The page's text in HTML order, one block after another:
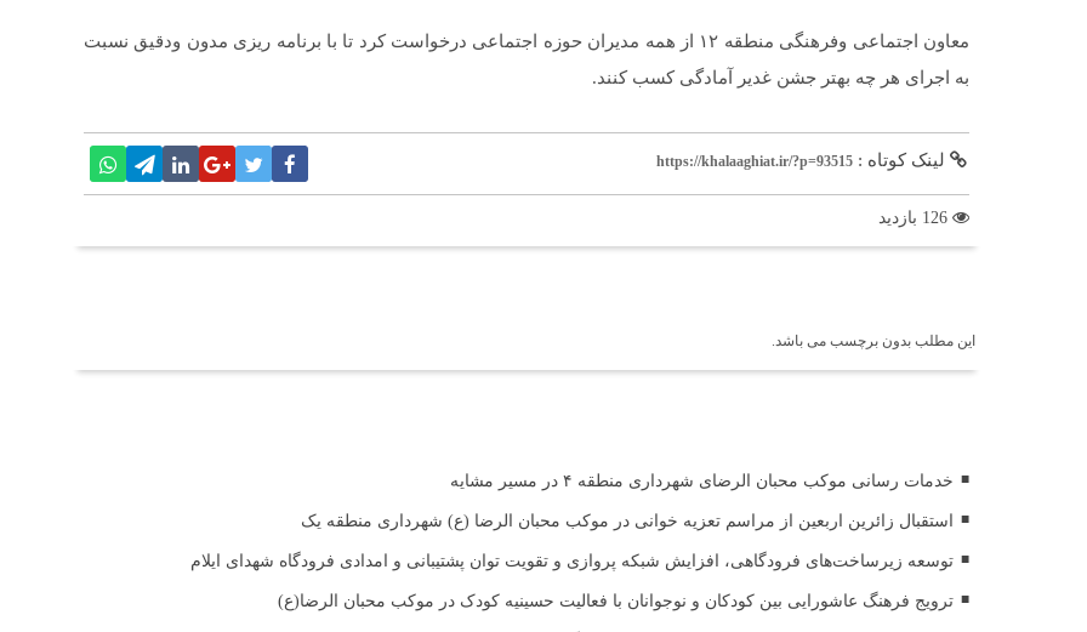
معاون اجتماعی وفرهنگی منطقه ۱۲ از همه مدیران حوزه اجتماعی درخواست کرد تا با برنامه ریزی مدون ودقیق نسبت
به اجرای هر چه بهتر جشن غدیر آمادگی کسب کنند.
لینک کوتاه : https://khalaaghiat.ir/?p=93515
این مطلب بدون برچسب می باشد.
خدمات رسانی موکب محبان الرضای شهرداری منطقه ۴ در مسیر مشایه
استقبال زائرین اربعین از مراسم تعزیه خوانی در موکب محبان الرضا (ع) شهرداری منطقه یک
توسعه زیرساخت‌های فرودگاهی، افزایش شبکه پروازی و تقویت توان پشتیبانی و امدادی فرودگاه شهدای ایلام
ترویج فرهنگ عاشورایی بین کودکان و نوجوانان با فعالیت حسینیه کودک در موکب محبان الرضا(ع)